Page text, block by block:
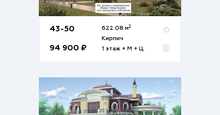
43-50
94 900 ₽
622.08 м2
Кирпич
1 этаж + М + Ц